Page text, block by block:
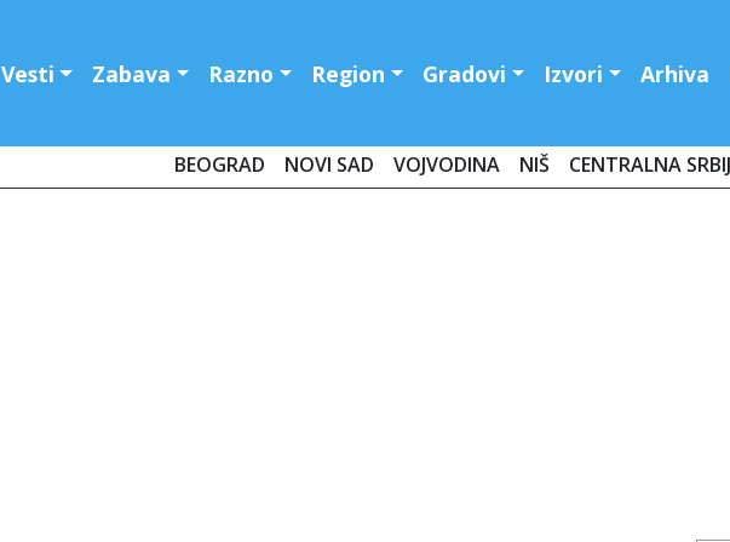
Vesti Zabava Razno Region Gradovi Izvori Arhiva
BEOGRAD NOVI SAD VOJVODINA NIŠ CENTRALNA